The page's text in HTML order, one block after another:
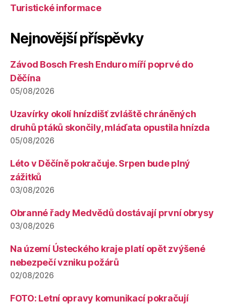
Turistické informace
Nejnovější příspěvky
Závod Bosch Fresh Enduro míří poprvé do
Děčína
05/08/2026
Uzavírky okolí hnízdišť zvláště chráněných
druhů ptáků skončily, mláďata opustila hnízda
05/08/2026
Léto v Děčíně pokračuje. Srpen bude plný
zážitků
03/08/2026
Obranné řady Medvědů dostávají první obrysy
03/08/2026
Na území Ústeckého kraje platí opět zvýšené
nebezpečí vzniku požárů
02/08/2026
FOTO: Letní opravy komunikací pokračují